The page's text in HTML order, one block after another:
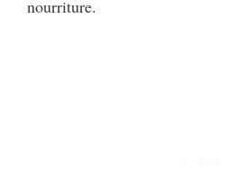
nourriture.